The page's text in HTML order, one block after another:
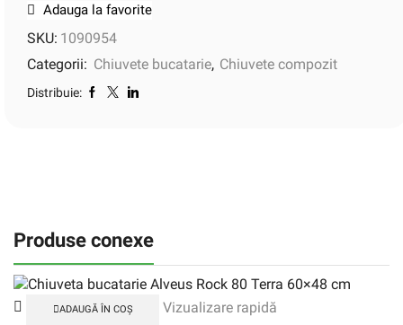
Adauga la favorite
SKU: 1090954
Categorii: Chiuvete bucatarie, Chiuvete compozit
Distribuie:
Produse conexe
ADAUGĂ ÎN COȘ Vizualizare rapidă